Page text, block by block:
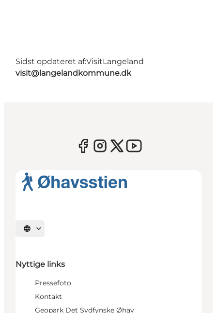
Sidst opdateret af:VisitLangeland
visit@langelandkommune.dk
Vælg sprog
Nyttige links
Pressefoto
Kontakt
Geopark Det Sydfynske Øhav